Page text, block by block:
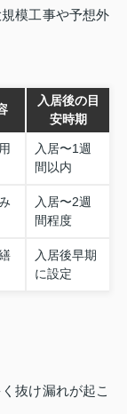
模工事や予想外
入居後の目
安時期
入居〜1週
間以内
入居〜2週
間程度
入居後早期
に設定
抜け漏れが起こ